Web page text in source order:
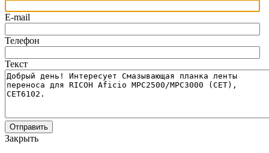
E-mail
Телефон
Текст
Отправить
Закрыть